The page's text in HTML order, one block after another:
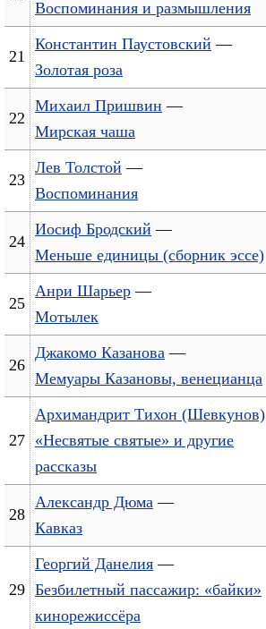
Воспоминания и размышления
21
Константин Паустовский —
Золотая роза
22
Михаил Пришвин —
Мирская чаша
23
Лев Толстой —
Воспоминания
24
Иосиф Бродский —
Меньше единицы (сборник эссе)
25
Анри Шарьер —
Мотылек
26
Джакомо Казанова —
Мемуары Казановы, венецианца
27
Архимандрит Тихон (Шевкунов)
«Несвятые святые» и другие
рассказы
28
Александр Дюма —
Кавказ
29
Георгий Данелия —
Безбилетный пассажир: «байки»
кинорежиссёра